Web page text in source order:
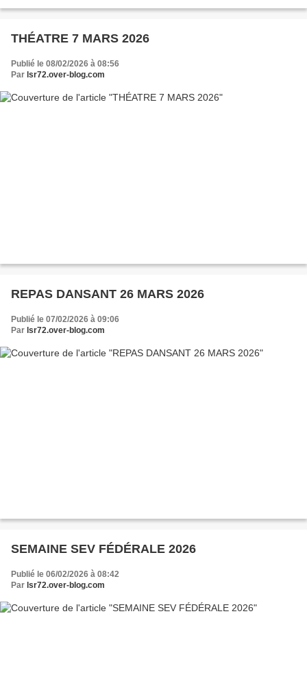
THÉATRE 7 MARS 2026
Publié le 08/02/2026 à 08:56
Par lsr72.over-blog.com
REPAS DANSANT 26 MARS 2026
Publié le 07/02/2026 à 09:06
Par lsr72.over-blog.com
SEMAINE SEV FÉDÉRALE 2026
Publié le 06/02/2026 à 08:42
Par lsr72.over-blog.com